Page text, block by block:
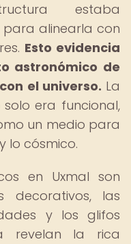
estaba
alinearla con
Esto evidencia
astronómico de
el universo. La
era funcional,
un medio para
lo cósmico.
en Uxmal son
decorativos, las
y los glifos
revelan la rica